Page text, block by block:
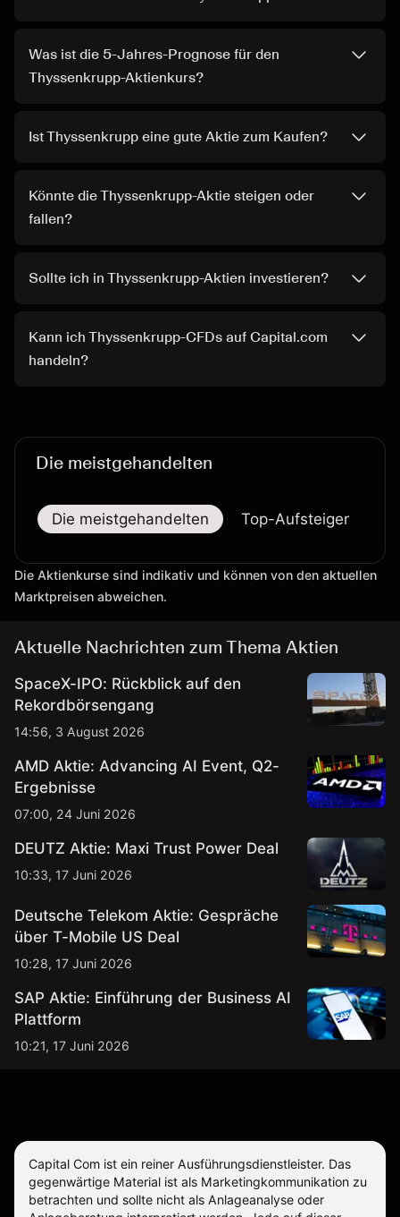
Was ist die 5-Jahres-Prognose für den
Thyssenkrupp-Aktienkurs?
Ist Thyssenkrupp eine gute Aktie zum Kaufen?
Könnte die Thyssenkrupp-Aktie steigen oder
fallen?
Sollte ich in Thyssenkrupp-Aktien investieren?
Kann ich Thyssenkrupp-CFDs auf Capital.com
handeln?
Die meistgehandelten
Die meistgehandelten Top-Aufsteiger
Die Aktienkurse sind indikativ und können von den aktuellen
Marktpreisen abweichen.
Aktuelle Nachrichten zum Thema Aktien
SpaceX-IPO: Rückblick auf den
Rekordbörsengang
14:56, 3 August 2026
AMD Aktie: Advancing AI Event, Q2-
Ergebnisse
07:00, 24 Juni 2026
DEUTZ Aktie: Maxi Trust Power Deal
10:33, 17 Juni 2026
Deutsche Telekom Aktie: Gespräche
über T-Mobile US Deal
10:28, 17 Juni 2026
SAP Aktie: Einführung der Business AI
Plattform
10:21, 17 Juni 2026
Capital Com ist ein reiner Ausführungsdienstleister. Das
gegenwärtige Material ist als Marketingkommunikation zu
betrachten und sollte nicht als Anlageanalyse oder